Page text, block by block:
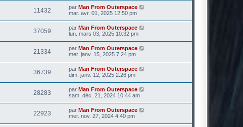
11432 par Man From Outerspace
mar. avr. 01, 2025 12:50 pm
37059 par Man From Outerspace
lun. mars 03, 2025 10:32 pm
21334 par Man From Outerspace
mer. janv. 15, 2025 7:24 pm
36739 par Man From Outerspace
dim. janv. 12, 2025 2:26 pm
28283 par Man From Outerspace
sam. déc. 21, 2024 10:44 am
22923 par Man From Outerspace
mer. nov. 27, 2024 4:40 pm